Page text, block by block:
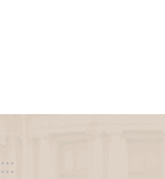
:::